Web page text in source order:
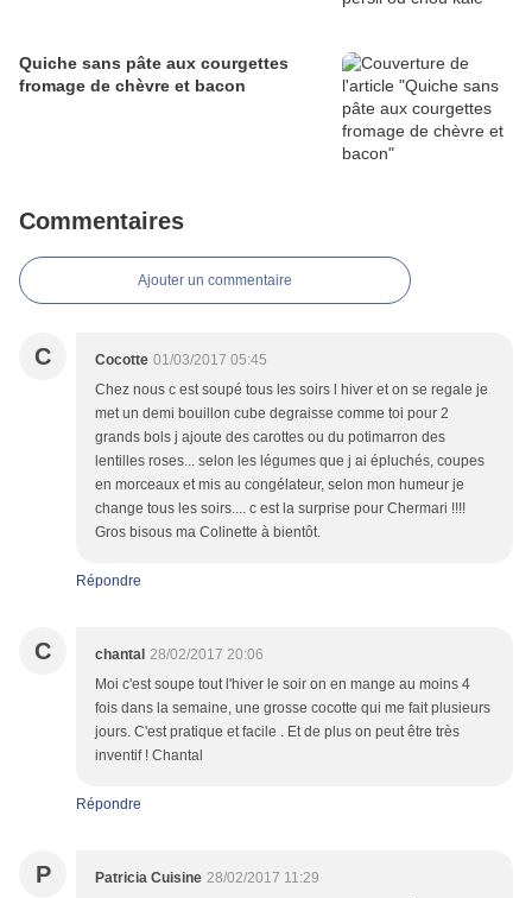
Quiche sans pâte aux courgettes
fromage de chèvre et bacon
Commentaires
Ajouter un commentaire
C Cocotte 01/03/2017 05:45
Chez nous c est soupé tous les soirs l hiver et on se regale je
met un demi bouillon cube degraisse comme toi pour 2
grands bols j ajoute des carottes ou du potimarron des
lentilles roses... selon les légumes que j ai épluchés, coupes
en morceaux et mis au congélateur, selon mon humeur je
change tous les soirs.... c est la surprise pour Chermari !!!!
Gros bisous ma Colinette à bientôt.
Répondre
C chantal 28/02/2017 20:06
Moi c'est soupe tout l'hiver le soir on en mange au moins 4
fois dans la semaine, une grosse cocotte qui me fait plusieurs
jours. C'est pratique et facile . Et de plus on peut être très
inventif ! Chantal
Répondre
P Patricia Cuisine 28/02/2017 11:29